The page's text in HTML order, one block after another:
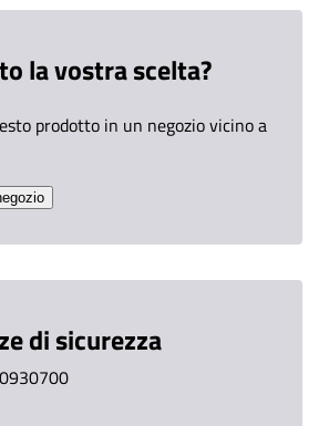
la vostra scelta?
prodotto in un negozio vicino a
di sicurezza